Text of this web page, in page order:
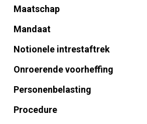
Maatschap
Mandaat
Notionele intrestaftrek
Onroerende voorheffing
Personenbelasting
Procedure